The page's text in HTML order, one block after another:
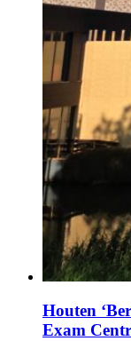
Houten
Exam